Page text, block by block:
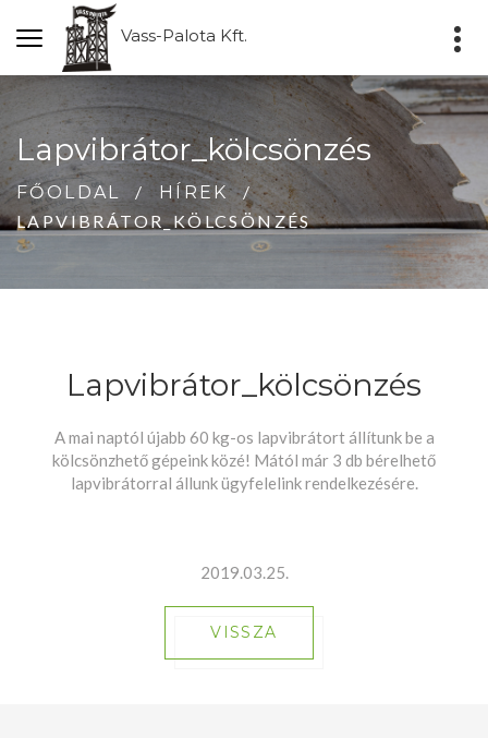
Vass-Palota Kft.
Lapvibrátor_kölcsönzés
FŐOLDAL
HÍREK
LAPVIBRÁTOR_KÖLCSÖNZÉS
Lapvibrátor_kölcsönzés
A mai naptól újabb 60 kg-os lapvibrátort állítunk be a
kölcsönzhető gépeink közé! Mától már 3 db bérelhető
lapvibrátorral állunk ügyfelelink rendelkezésére.
2019.03.25.
VISSZA